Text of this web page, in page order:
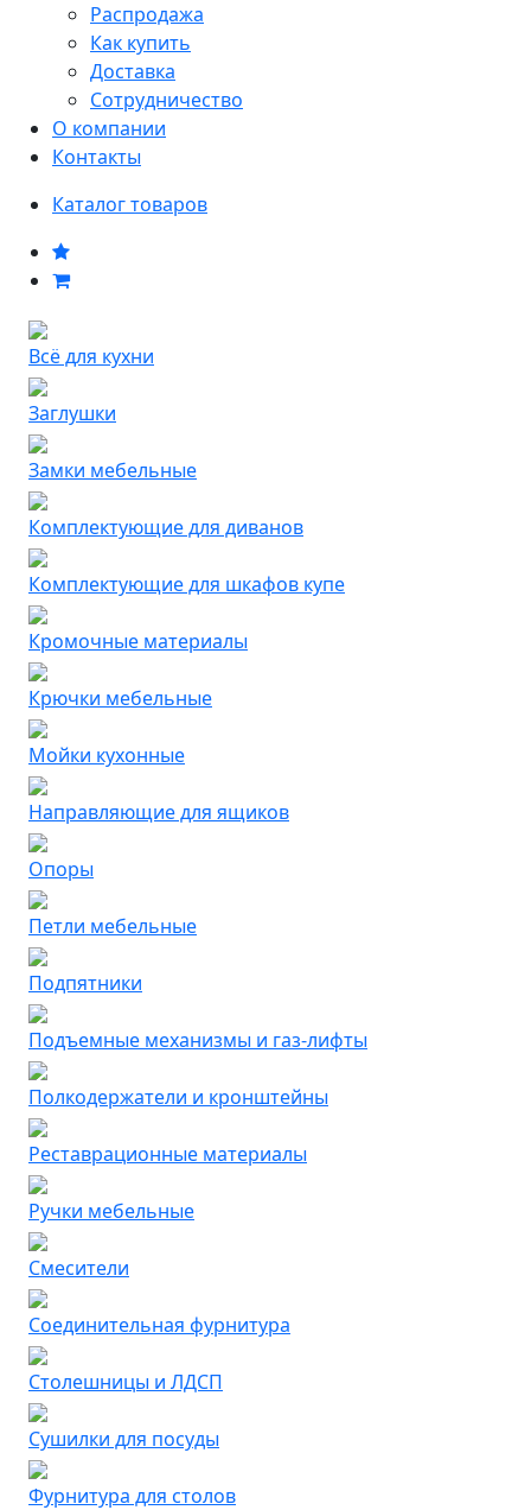
Распродажа
Как купить
Доставка
Сотрудничество
О компании
Контакты
Каталог товаров
Всё для кухни
Заглушки
Замки мебельные
Комплектующие для диванов
Комплектующие для шкафов купе
Кромочные материалы
Крючки мебельные
Мойки кухонные
Направляющие для ящиков
Опоры
Петли мебельные
Подпятники
Подъемные механизмы и газ-лифты
Полкодержатели и кронштейны
Реставрационные материалы
Ручки мебельные
Смесители
Соединительная фурнитура
Столешницы и ЛДСП
Сушилки для посуды
Фурнитура для столов